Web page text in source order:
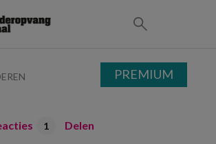
1 Delen
PREMIUM